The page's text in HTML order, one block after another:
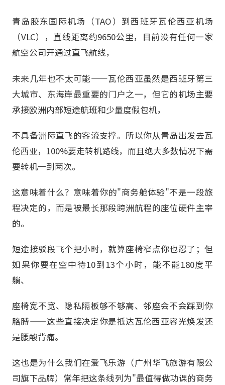
青岛胶东国际机场（TAO）到西班牙瓦伦西亚机场
（VLC），直线距离约9650公里，目前没有任何一家
航空公司开通过直飞航线，
未来几年也不太可能——瓦伦西亚虽然是西班牙第三
大城市、东海岸最重要的门户之一，但它的机场主要
承接欧洲内部短途航班和少量度假包机，
不具备洲际直飞的客流支撑。所以你从青岛出发去瓦
伦西亚，100%要走转机路线，而且绝大多数情况下需
要转机一到两次。
这意味着什么？意味着你的"商务舱体验"不是一段旅
程决定的，而是被最长那段跨洲航程的座位硬件主宰
的。
短途接驳段飞个把小时，就算座椅窄点你也忍了；但
如果你要在空中待10到13个小时，能不能180度平
躺、
座椅宽不宽、隐私隔板够不够高、邻座会不会踩到你
胳膊——这些直接决定你是抵达瓦伦西亚容光焕发还
是腰酸背痛。
这也是为什么我们在爱飞乐游（广州华飞旅游有限公
司旗下品牌）常年把这条线列为"最值得做功课的商务